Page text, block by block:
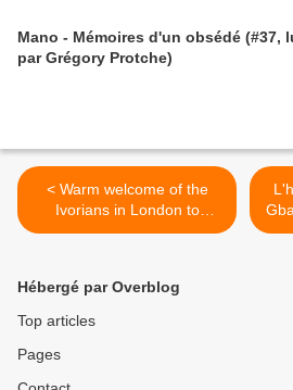
Mano - Mémoires d'un obsédé (#37,
par Grégory Protche)
< Warm welcome of the
Ivorians in London to
Ouattara - July, 27 2012
Hébergé par Overblog
Top articles
Pages